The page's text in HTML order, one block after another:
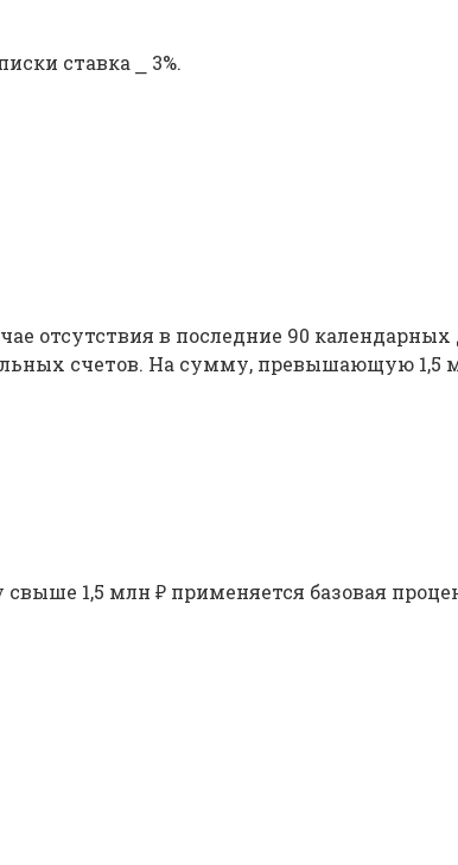
ставка ⎯ 3%.
отсутствия в последние 90
счетов. На сумму, превышающую 1,5
1,5 млн ₽ применяется базовая